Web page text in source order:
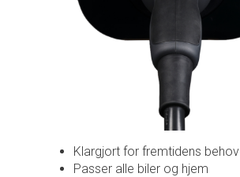
Klargjort for fremtidens behov
Passer alle biler og hjem